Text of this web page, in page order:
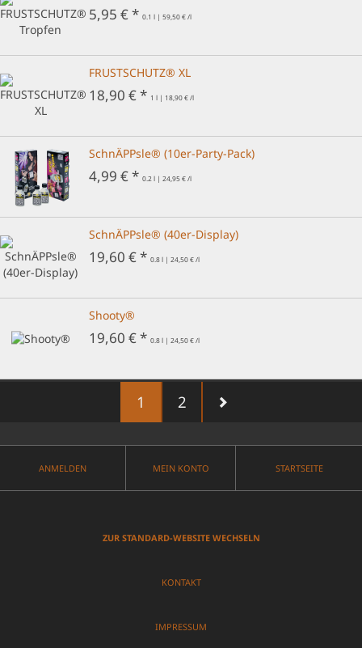
5,95 € * 0.1 l | 59,50 € /l
FRUSTSCHUTZ® XL
18,90 € * 1 l | 18,90 € /l
SchnÄPPsle® (10er-Party-Pack)
4,99 € * 0.2 l | 24,95 € /l
SchnÄPPsle® (40er-Display)
19,60 € * 0.8 l | 24,50 € /l
Shooty®
19,60 € * 0.8 l | 24,50 € /l
1 2
ANMELDEN MEIN KONTO STARTSEITE
ZUR STANDARD-WEBSITE WECHSELN
KONTAKT
IMPRESSUM